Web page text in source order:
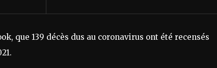
que 139 décès dus au coronavirus ont été recensés